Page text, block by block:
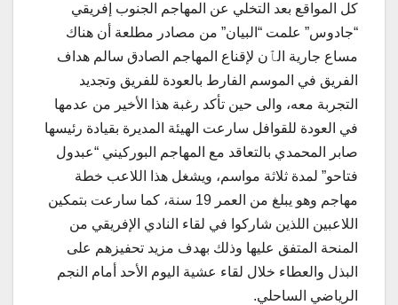
كل المواقع بعد التخلي عن المهاجم الجنوب إفريقي
“جادوس” علمت “البيان” من مصادر مطلعة أن هناك
مساع جارية الٱن لإقناع المهاجم الصادق سالم هداف
الفريق في الموسم الفارط بالعودة للفريق وتجديد
التجربة معه، والى حين تأكد رغبة هذا الأخير من عدمها
في العودة للقوافل سارعت الهيئة المديرة بقيادة رئيسها
صابر المحمدي بالتعاقد مع المهاجم البوركيني “عبدول
فتاحو” لمدة ثلاثة مواسم، ويشغل هذا اللاعب خطة
مهاجم وهو يبلغ من العمر 19 سنة، كما سارعت بتمكين
اللاعبين اللذين شاركوا في لقاء النادي الإفريقي من
المنحة المتفق عليها وذلك بهدف مزيد تحفيزهم على
البذل والعطاء خلال لقاء عشية اليوم الأحد أمام النجم
الرياضي الساحلي.